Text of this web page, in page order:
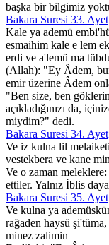
başka bir bilgimiz
Bakara Suresi 33. Ayet
Kale ya ademü
esmaihim kale e lem
erdi ve a'lemü ma
(Allah): "Ey Âdem,
emir üzerine Âdem
"Ben size, ben
açıkladığınızı da,
miydim?" dedi.
Bakara Suresi 34. Ayet
Ve iz kulna lil
vestekbera ve kane
Ve o zaman
ettiler. Yalnız İblis
Bakara Suresi 35. Ayet
Ve kulna ya
rağaden haysü
minez zalimin